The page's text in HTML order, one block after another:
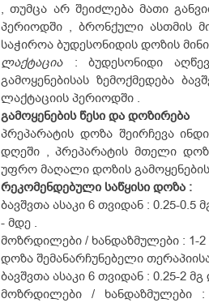
, თუმცა არ შეიძლება მათი
პერიოდში , ბრონქული ასთმის
საჭიროა ბუდესონიდის დოზის
ლაქტაცია : ბუდესონიდი
გამოყენებისას ზემოქმედება
ლაქტაციის პერიოდში .
გამოყენების წესი და დოზირება
პრეპარატის დოზა შეირჩევა
დღეში , პრეპარატის მთელი
უფრო მაღალი დოზის
რეკომენდებული საწყისი დოზა :
ბავშვთა ასაკი 6 თვიდან : 0.25-
- მდე .
მოზრდილები / ხანდაზმულები : 1-2
დოზა შემანარჩუნებელი
ბავშვთა ასაკი 6 თვიდან : 0.25-2
მოზრდილები / ხანდაზმულები :